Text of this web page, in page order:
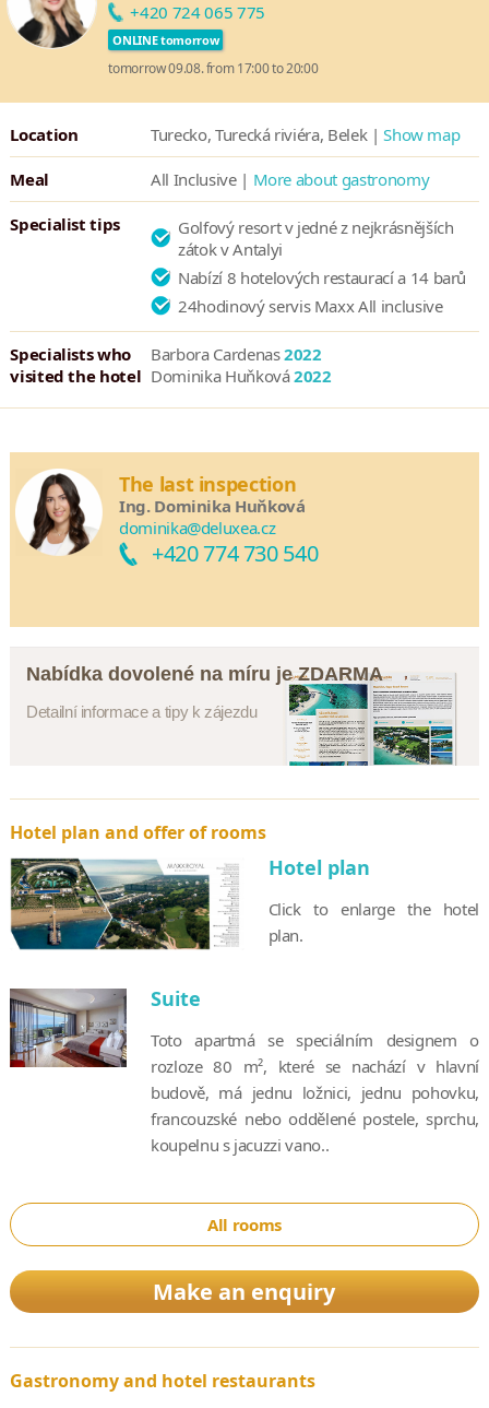
+420 724 065 775
ONLINE tomorrow
tomorrow 09.08. from 17:00 to 20:00
Location Turecko, Turecká riviéra, Belek |Show map
Meal All Inclusive | More about gastronomy
Specialist tips
Golfový resort v jedné z nejkrásnějších
zátok v Antalyi
Nabízí 8 hotelových restaurací a 14 barů
24hodinový servis Maxx All inclusive
Specialists who
visited the hotel
Barbora Cardenas2022
Dominika Huňková2022
The last inspection
Ing. Dominika Huňková
dominika@deluxea.cz
+420 774 730 540
Nabídka dovolené na míru je ZDARMA
Detailní informace a tipy k zájezdu
Hotel plan and offer of rooms
Hotel plan
Click to enlarge the hotel
plan.
Suite
Toto apartmá se speciálním designem o
rozloze 80 m², které se nachází v hlavní
budově, má jednu ložnici, jednu pohovku,
francouzské nebo oddělené postele, sprchu,
koupelnu s jacuzzi vano..
All rooms
Make an enquiry
Gastronomy and hotel restaurants